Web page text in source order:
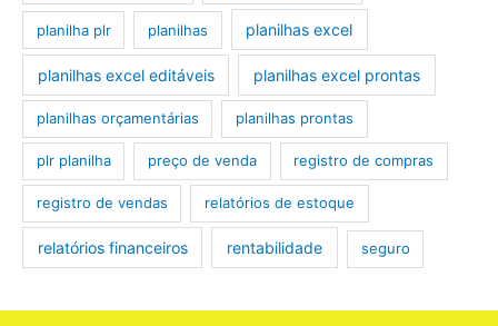
planilha plr planilhas planilhas excel
planilhas excel editáveis planilhas excel prontas
planilhas orçamentárias planilhas prontas
plr planilha preço de venda registro de compras
registro de vendas relatórios de estoque
relatórios financeiros rentabilidade seguro